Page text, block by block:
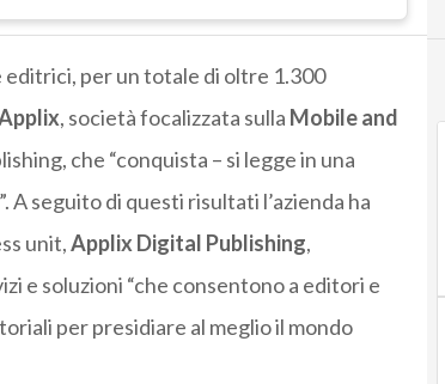
per un totale di oltre 1.300
, società focalizzata sulla Mobile and
che “conquista – si legge in una
A seguito di questi risultati l’azienda ha
unit,Applix Digital Publishing,
e soluzioni “che consentono a editori e
per presidiare al meglio il mondo